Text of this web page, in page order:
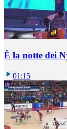
È la notte dei
01:15